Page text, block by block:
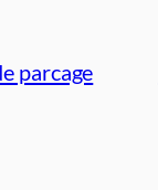
parcage